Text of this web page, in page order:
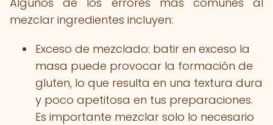
mezclar ingredientes incluyen:
Exceso de mezclado: batir en exceso la
masa puede provocar la formación de
gluten, lo que resulta en una textura dura
y poco apetitosa en tus preparaciones.
Es importante mezclar solo lo necesario